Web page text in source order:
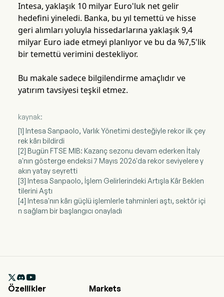
Intesa, yaklaşık 10 milyar Euro'luk net gelir
hedefini yineledi. Banka, bu yıl temettü ve hisse
geri alımları yoluyla hissedarlarına yaklaşık 9,4
milyar Euro iade etmeyi planlıyor ve bu da %7,5'lik
bir temettü verimini destekliyor.
Bu makale sadece bilgilendirme amaçlıdır ve
yatırım tavsiyesi teşkil etmez.
kaynak:
[1] Intesa Sanpaolo, Varlık Yönetimi desteğiyle rekor ilk çey
rek kârı bildirdi
[2] Bugün FTSE MIB: Kazanç sezonu devam ederken İtaly
a'nın gösterge endeksi 7 Mayıs 2026'da rekor seviyelere y
akın yatay seyretti
[3] Intesa Sanpaolo, İşlem Gelirlerindeki Artışla Kâr Beklen
tilerini Aştı
[4] Intesa'nın kârı güçlü işlemlerle tahminleri aştı, sektör içi
n sağlam bir başlangıcı onayladı

Özellikler
Markets